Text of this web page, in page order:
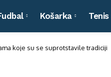
Košarka Tenis
koje su se suprotstavile tradiciji